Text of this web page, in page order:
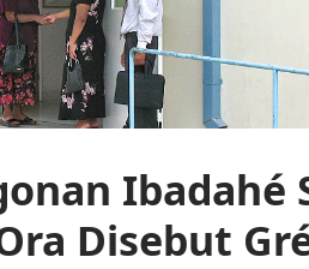
Ibadahé
Disebut